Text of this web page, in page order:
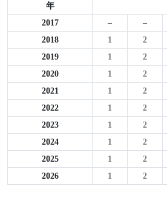
年
2017
– –
2018
1 2
2019
1 2
2020
1 2
2021
1 2
2022
1 2
2023
1 2
2024
1 2
2025
1 2
2026
1 2